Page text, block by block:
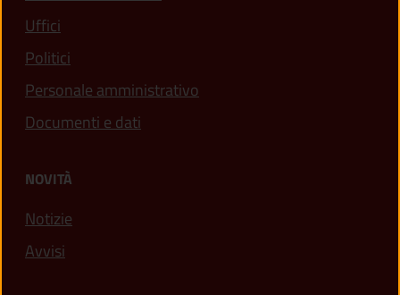
Uffici
Politici
Personale amministrativo
Documenti e dati
NOVITÀ
Notizie
Avvisi